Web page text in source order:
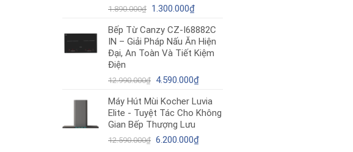
1.890.000₫ Giá
là:
1.890.000₫.
1.300.000₫Giá
tại
là:
1.300.000₫.
Bếp Từ Canzy CZ-I68882C
IN – Giải Pháp Nấu Ăn Hiện
Đại, An Toàn Và Tiết Kiệm
Điện
12.990.000₫ Giá
là:
12.990.000₫.
4.590.000₫Giá
tại
là:
Máy Hút Mùi Kocher Luvia
Elite - Tuyệt Tác Cho Không
Gian Bếp Thượng Lưu
12.590.000₫ Giá
6.200.000₫Giá